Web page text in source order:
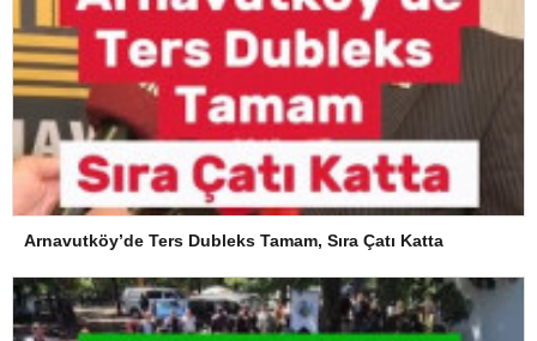
Arnavutköy’de Ters Dubleks Tamam, Sıra Çatı Katta